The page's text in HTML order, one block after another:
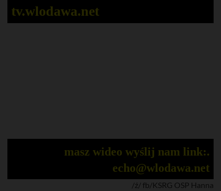
tv.wlodawa.net
masz wideo wyślij nam link:.
echo@wlodawa.net
/ź/fb/KSRG OSP Hanna